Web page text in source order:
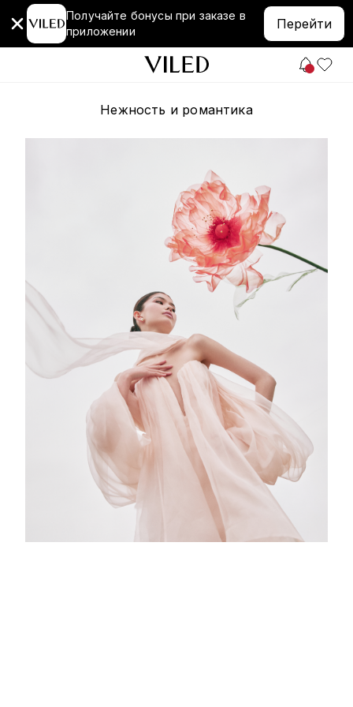
Получайте бонусы при заказе в
приложении
Перейти
Нежность и романтика